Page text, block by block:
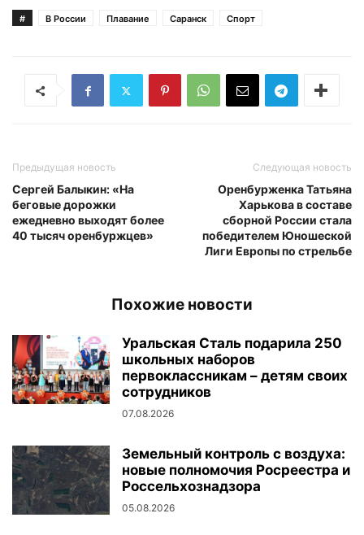
# В России Плавание Саранск Спорт
Предыдущая новость
Сергей Балыкин: «На
беговые дорожки
ежедневно выходят более
40 тысяч оренбуржцев»
Следующая новость
Оренбурженка Татьяна
Харькова в составе
сборной России стала
победителем Юношеской
Лиги Европы по стрельбе
Похожие новости
Уральская Сталь подарила 250
школьных наборов
первоклассникам – детям своих
сотрудников
07.08.2026
Земельный контроль с воздуха:
новые полномочия Росреестра и
Россельхознадзора
05.08.2026